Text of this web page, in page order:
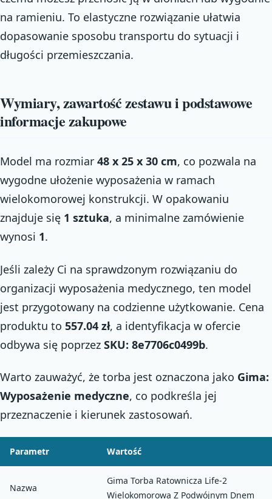
na ramieniu. To elastyczne rozwiązanie ułatwia
dopasowanie sposobu transportu do sytuacji i
długości przemieszczania.
Wymiary, zawartość zestawu i podstawowe
informacje zakupowe
Model ma rozmiar 48 x 25 x 30 cm, co pozwala na
wygodne ułożenie wyposażenia w ramach
wielokomorowej konstrukcji. W opakowaniu
znajduje się 1 sztuka, a minimalne zamówienie
wynosi 1.
Jeśli zależy Ci na sprawdzonym rozwiązaniu do
organizacji wyposażenia medycznego, ten model
jest przygotowany na codzienne użytkowanie. Cena
produktu to 557.04 zł, a identyfikacja w ofercie
odbywa się poprzez SKU: 8e7706c0499b.
Warto zauważyć, że torba jest oznaczona jako Gima:
Wyposażenie medyczne, co podkreśla jej
przeznaczenie i kierunek zastosowań.
Parametr Wartość
Nazwa
Gima Torba Ratownicza Life-2
Wielokomorowa Z Podwójnym Dnem